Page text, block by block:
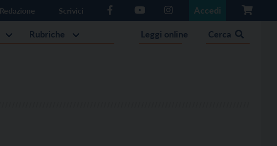
Redazione Scrivici Accedi
Rubriche Leggi online Cerca